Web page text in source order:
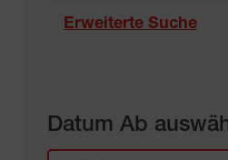
Erweiterte Suche
Datum Ab